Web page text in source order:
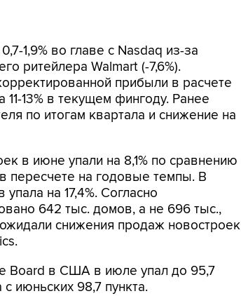
1,9% во главе с Nasdaq из-за
ритейлера Walmart (-7,6%).
прибыли в расчете
13% в текущем фингоду. Ранее
по итогам квартала и снижение на
в июне упали на 8,1% по сравнению
пересчете на годовые темпы. В
на 17,4%. Согласно
642 тыс. домов, а не 696 тыс.,
снижения продаж новостроек
Board в США в июле упал до 95,7
июньских 98,7 пункта.